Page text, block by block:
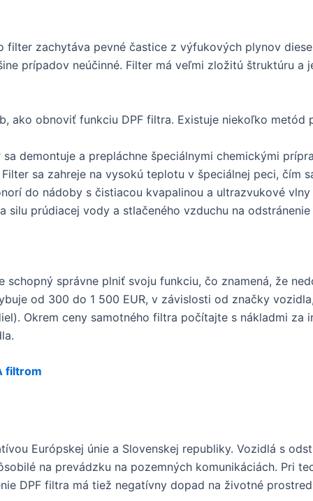
zachytáva pevné častice z výfukových plynov
prípadov neúčinné. Filter má veľmi zložitú štruktúru a
ako obnoviť funkciu DPF filtra. Existuje niekoľko metód
demontuje a prepláchne špeciálnymi chemickými
sa zahreje na vysokú teplotu v špeciálnej peci, čím
do nádoby s čistiacou kvapalinou a ultrazvukové
silu prúdiacej vody a stlačeného vzduchu na
schopný správne plniť svoju funkciu, čo znamená, že
od 300 do 1 500 EUR, v závislosti od značky
Okrem ceny samotného filtra počítajte s nákladmi
filtrom
Európskej únie a Slovenskej republiky. Vozidlá s
na prevádzku na pozemných komunikáciách. Pri
DPF filtra má tiež negatívny dopad na životné